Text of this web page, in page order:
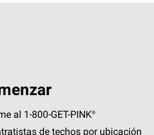
al 1-800-GET -PINK®
de techos por ubicación